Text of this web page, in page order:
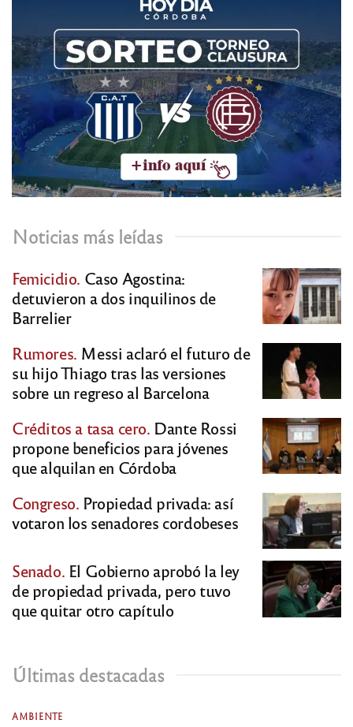
Noticias más leídas
Femicidio. Caso Agostina:
detuvieron a dos inquilinos de
Barrelier
Rumores. Messi aclaró el futuro de
su hijo Thiago tras las versiones
sobre un regreso al Barcelona
Créditos a tasa cero. Dante Rossi
propone beneficios para jóvenes
que alquilan en Córdoba
Congreso. Propiedad privada: así
votaron los senadores cordobeses
Senado. El Gobierno aprobó la ley
de propiedad privada, pero tuvo
que quitar otro capítulo
Últimas destacadas
AMBIENTE